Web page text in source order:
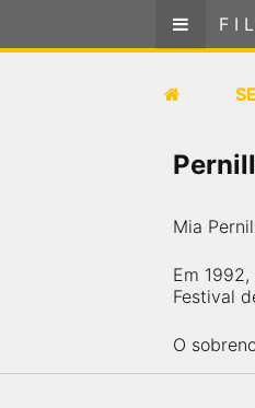
Mia
Em
Festival
O
FILMES NO
SELECIONE SUA
PÁGINA INICIAL